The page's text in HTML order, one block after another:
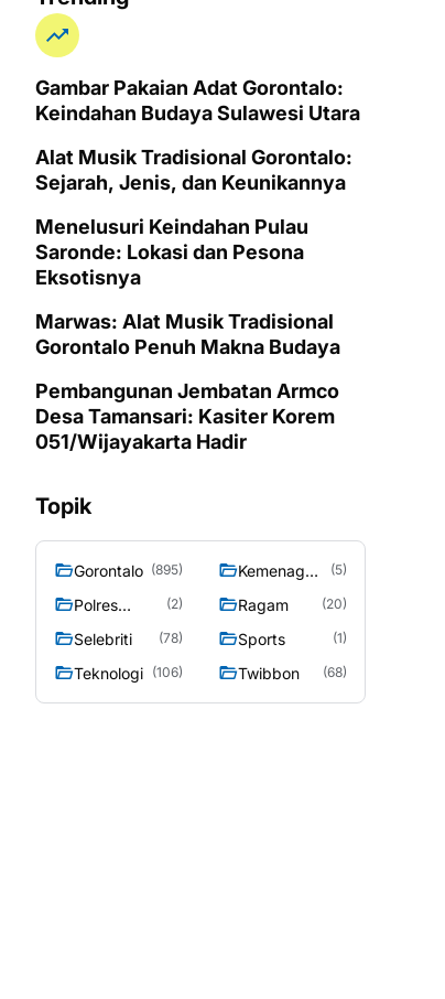
Gambar Pakaian Adat Gorontalo:
Keindahan Budaya Sulawesi Utara
Alat Musik Tradisional Gorontalo:
Sejarah, Jenis, dan Keunikannya
Menelusuri Keindahan Pulau
Saronde: Lokasi dan Pesona
Eksotisnya
Marwas: Alat Musik Tradisional
Gorontalo Penuh Makna Budaya
Pembangunan Jembatan Armco
Desa Tamansari: Kasiter Korem
051/Wijayakarta Hadir
Topik
Gorontalo (895)
Kemenag
(5)
Polres
(2) Ragam (20)
Selebriti (78) Sports (1)
Teknologi (106) Twibbon (68)